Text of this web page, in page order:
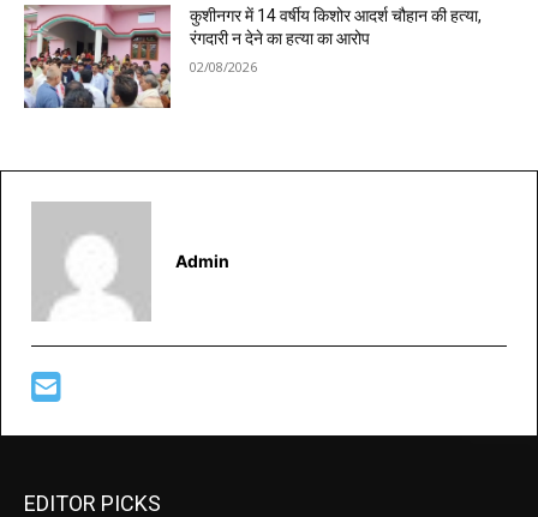
कुशीनगर में 14 वर्षीय किशोर आदर्श चौहान की हत्या,
रंगदारी न देने का हत्या का आरोप
02/08/2026
Admin
EDITOR PICKS